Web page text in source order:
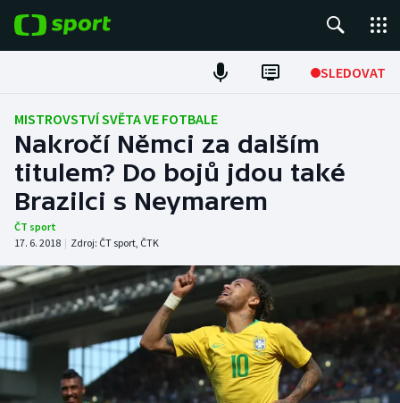
SLEDOVAT
Fotbal
Hokej
Tenis
Atletika
Cyklistika
DALŠÍ SPORTY
Americký fotbal
NEPŘEHLÉDNĚTE
MISTROVSTVÍ SVĚTA VE FOTBALE
Nakročí Němci za dalším
titulem? Do bojů jdou také
Brazilci s Neymarem
ČT sport
17. 6. 2018 | Zdroj: ČT sport, ČTK